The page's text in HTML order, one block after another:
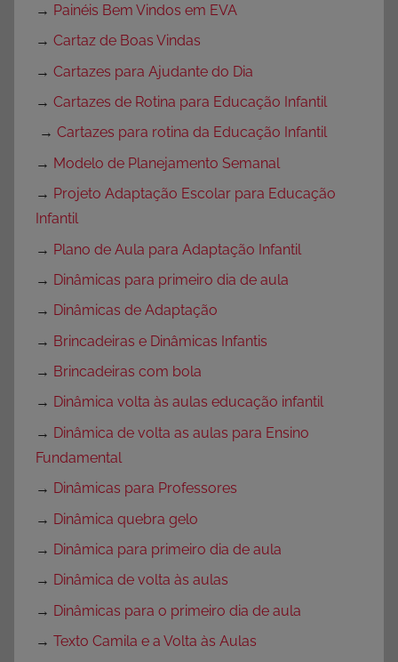
→ Painéis Bem Vindos em EVA
→ Cartaz de Boas Vindas
→ Cartazes para Ajudante do Dia
→ Cartazes de Rotina para Educação Infantil
→ Cartazes para rotina da Educação Infantil
→ Modelo de Planejamento Semanal
→ Projeto Adaptação Escolar para Educação
Infantil
→ Plano de Aula para Adaptação Infantil
→ Dinâmicas para primeiro dia de aula
→ Dinâmicas de Adaptação
→ Brincadeiras e Dinâmicas Infantis
→ Brincadeiras com bola
→ Dinâmica volta às aulas educação infantil
→ Dinâmica de volta as aulas para Ensino
Fundamental
→ Dinâmicas para Professores
→ Dinâmica quebra gelo
→ Dinâmica para primeiro dia de aula
→ Dinâmica de volta às aulas
→ Dinâmicas para o primeiro dia de aula
→ Texto Camila e a Volta às Aulas